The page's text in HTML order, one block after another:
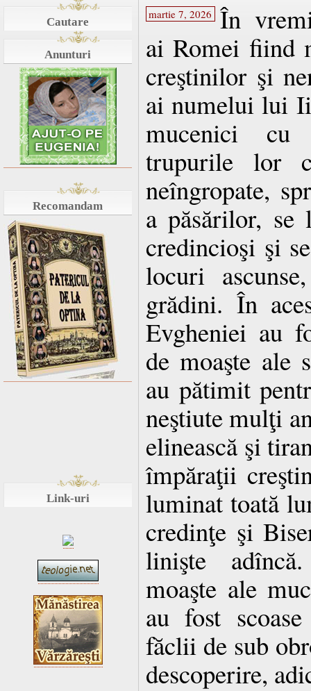
Cautare
Anunturi
Recomandam
Link-uri
martie 7, 2026
În
ai Romei fiind
creştinilor şi
ai numelui lui
mucenici
trupurile lor
neîngropate,
a păsărilor, se
credincioşi şi
locuri
grădini. În
Evgheniei au
de moaşte ale
au pătimit
neştiute mulţi
elinească şi
împăraţii
luminat toată
credinţe şi
linişte
moaşte ale
au fost
făclii de sub
descoperire,